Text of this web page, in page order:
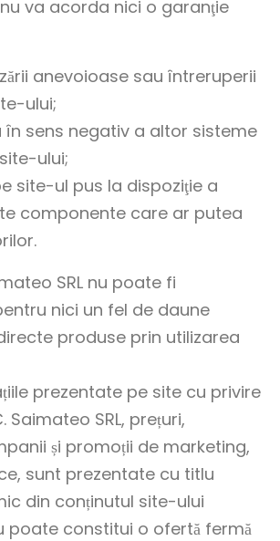
nu va acorda nici o garanţie
anevoioase sau întreruperii
ului;
sens negativ a altor sisteme
ului;
site-ul pus la dispoziţie a
componente care ar putea
SRL nu poate fi
nici un fel de daune
produse prin utilizarea
prezentate pe site cu privire
Saimateo SRL, prețuri,
și promoții de marketing,
sunt prezentate cu titlu
din conținutul site-ului
poate constitui o ofertă fermă